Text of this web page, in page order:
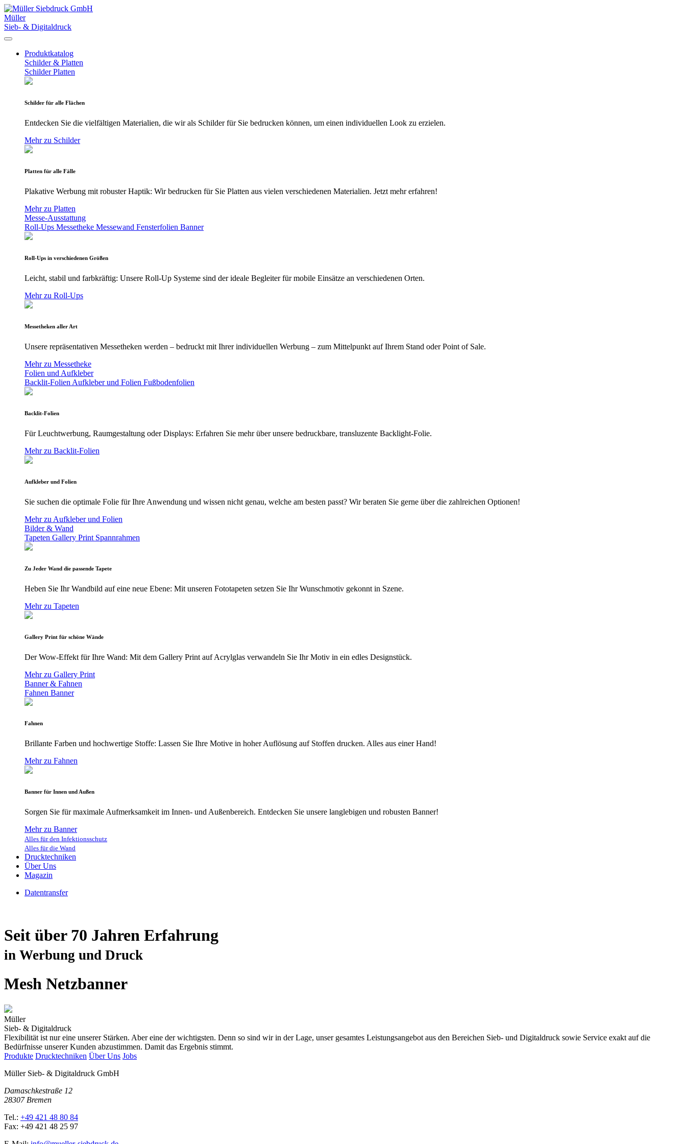
Müller
Sieb- & Digitaldruck
Produktkatalog
Schilder & Platten
SchilderPlatten
Schilder für alle Flächen
Entdecken Sie die vielfältigen Materialien, die wir als Schilder für Sie bedrucken können, um einen individuellen Look zu erzielen.
Mehr zu Schilder
Platten für alle Fälle
Plakative Werbung mit robuster Haptik: Wir bedrucken für Sie Platten aus vielen verschiedenen Materialien. Jetzt mehr erfahren!
Mehr zu Platten
Messe-Ausstattung
Roll-Ups Messetheke Messewand Fensterfolien Banner
Roll-Ups in verschiedenen Größen
Leicht, stabil und farbkräftig: Unsere Roll-Up Systeme sind der ideale Begleiter für mobile Einsätze an verschiedenen Orten.
Mehr zu Roll-Ups
Messetheken aller Art
Unsere repräsentativen Messetheken werden – bedruckt mit Ihrer individuellen Werbung – zum Mittelpunkt auf Ihrem Stand oder Point of Sale.
Mehr zu Messetheke
Folien und Aufkleber
Backlit-Folien Aufkleber und Folien Fußbodenfolien
Backlit-Folien
Für Leuchtwerbung, Raumgestaltung oder Displays: Erfahren Sie mehr über unsere bedruckbare, transluzente Backlight-Folie.
Mehr zu Backlit-Folien
Aufkleber und Folien
Sie suchen die optimale Folie für Ihre Anwendung und wissen nicht genau, welche am besten passt? Wir beraten Sie gerne über die zahlreichen Optionen!
Mehr zu Aufkleber und Folien
Bilder & Wand
Tapeten Gallery Print Spannrahmen
Zu Jeder Wand die passende Tapete
Heben Sie Ihr Wandbild auf eine neue Ebene: Mit unseren Fototapeten setzen Sie Ihr Wunschmotiv gekonnt in Szene.
Mehr zu Tapeten
Gallery Print für schöne Wände
Der Wow-Effekt für Ihre Wand: Mit dem Gallery Print auf Acrylglas verwandeln Sie Ihr Motiv in ein edles Designstück.
Mehr zu Gallery Print
Banner & Fahnen
Fahnen Banner
Fahnen
Brillante Farben und hochwertige Stoffe: Lassen Sie Ihre Motive in hoher Auflösung auf Stoffen drucken. Alles aus einer Hand!
Mehr zu Fahnen
Banner für Innen und Außen
Sorgen Sie für maximale Aufmerksamkeit im Innen- und Außenbereich. Entdecken Sie unsere langlebigen und robusten Banner!
Mehr zu Banner
Alles für den Infektionsschutz
Alles für die Wand
Drucktechniken
Über Uns
Magazin
Datentransfer
Seit über 70 Jahren Erfahrung
in Werbung und Druck
Mesh Netzbanner
Müller
Sieb- & Digitaldruck
Flexibilität ist nur eine unserer Stärken. Aber eine der wichtigsten. Denn so sind wir in der Lage, unser gesamtes Leistungsangebot aus den Bereichen Sieb- und Digitaldruck sowie Service exakt auf die
Bedürfnisse unserer Kunden abzustimmen. Damit das Ergebnis stimmt.
Produkte Drucktechniken Über Uns Jobs
Müller Sieb- & Digitaldruck GmbH
Damaschkestraße 12
28307 Bremen
Tel.: +49 421 48 80 84
Fax: +49 421 48 25 97